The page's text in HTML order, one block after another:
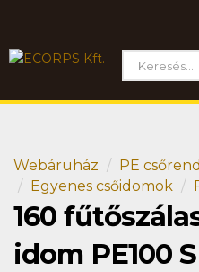
Webáruház
PE
Egyenes csőidomok
160
idom PE100